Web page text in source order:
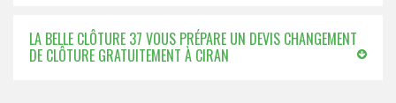
LA BELLE CLÔTURE 37 VOUS PRÉPARE UN DEVIS CHANGEMENT
DE CLÔTURE GRATUITEMENT À CIRAN